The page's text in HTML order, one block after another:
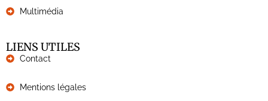
Multimédia
LIENS UTILES
Contact
Mentions légales